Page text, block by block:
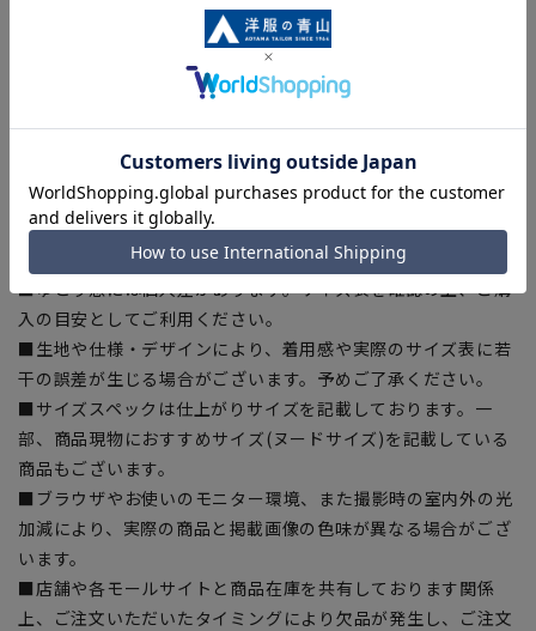
『ECOBLUE』はマテリアルリサイクルにより、ペットボトル
を繊維へと再生しています。当製品は裏地の糸の一部に
『ECOBLUE』を使用しています。
【商品に関するご注意】
■商品画像はサンプルのため、色味やサイズ等の仕様に変更が
ある場合がございますので、予めご了承ください。
■ゆとり感には個人差があります。サイズ表を確認の上、ご購
入の目安としてご利用ください。
■生地や仕様・デザインにより、着用感や実際のサイズ表に若
干の誤差が生じる場合がございます。予めご了承ください。
■サイズスペックは仕上がりサイズを記載しております。一
部、商品現物におすすめサイズ(ヌードサイズ)を記載している
商品もございます。
■ブラウザやお使いのモニター環境、また撮影時の室内外の光
加減により、実際の商品と掲載画像の色味が異なる場合がござ
います。
■店舗や各モールサイトと商品在庫を共有しております関係
上、ご注文いただいたタイミングにより欠品が発生し、ご注文